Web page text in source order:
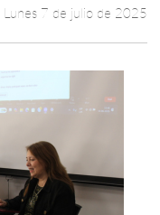
Lunes 7 de julio de 2025